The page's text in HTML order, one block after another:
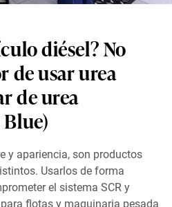
diésel? No
de usar urea
de urea
y apariencia, son productos
Usarlos de forma
el sistema SCR y
flotas y maquinaria pesada